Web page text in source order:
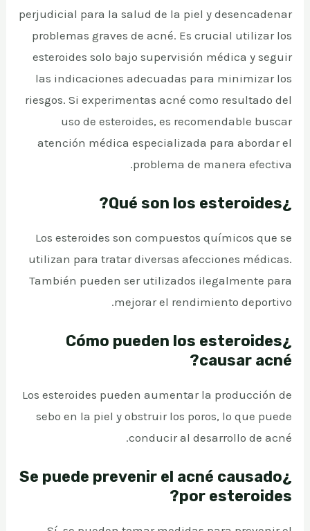
perjudicial para la salud de la piel y desencadenar
problemas graves de acné. Es crucial utilizar los
esteroides solo bajo supervisión médica y seguir
las indicaciones adecuadas para minimizar los
riesgos. Si experimentas acné como resultado del
uso de esteroides, es recomendable buscar
atención médica especializada para abordar el
problema de manera efectiva.
¿Qué son los esteroides?
Los esteroides son compuestos químicos que se
utilizan para tratar diversas afecciones médicas.
También pueden ser utilizados ilegalmente para
mejorar el rendimiento deportivo.
¿Cómo pueden los esteroides
causar acné?
Los esteroides pueden aumentar la producción de
sebo en la piel y obstruir los poros, lo que puede
conducir al desarrollo de acné.
¿Se puede prevenir el acné causado
por esteroides?